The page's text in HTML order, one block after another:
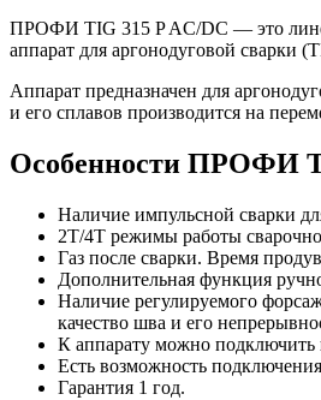
ПРОФИ TIG 315 P AC/DC — это
аппарат для аргонодуговой сварки
Аппарат предназначен для
и его сплавов производится на
Особенности ПРОФИ
Наличие импульсной сварки
2Т/4Т режимы работы
Газ после сварки. Время
Дополнительная функция
Наличие регулируемого
качество шва и его
К аппарату можно подключить
Есть возможность
Гарантия 1 год.